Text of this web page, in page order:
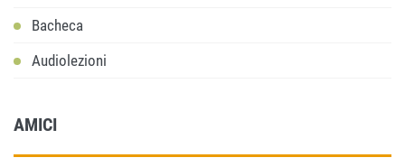
Bacheca
Audiolezioni
AMICI